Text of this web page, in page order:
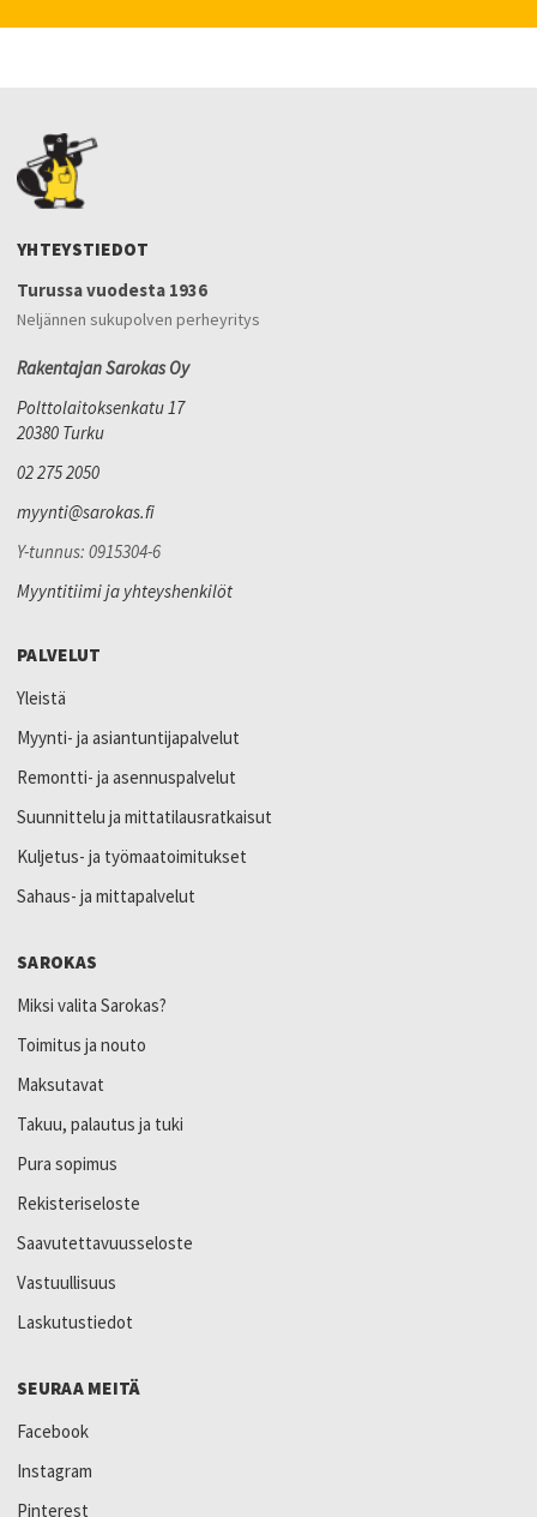
YHTEYSTIEDOT
Turussa vuodesta 1936
Neljännen sukupolven perheyritys
Rakentajan Sarokas Oy
Polttolaitoksenkatu 17
20380 Turku
02 275 2050
myynti@sarokas.fi
Y-tunnus: 0915304-6
Myyntitiimi ja yhteyshenkilöt
PALVELUT
Yleistä
Myynti- ja asiantuntijapalvelut
Remontti- ja asennuspalvelut
Suunnittelu ja mittatilausratkaisut
Kuljetus- ja työmaatoimitukset
Sahaus- ja mittapalvelut
SAROKAS
Miksi valita Sarokas?
Toimitus ja nouto
Maksutavat
Takuu, palautus ja tuki
Pura sopimus
Rekisteriseloste
Saavutettavuusseloste
Vastuullisuus
Laskutustiedot
SEURAA MEITÄ
Facebook
Instagram
Pinterest